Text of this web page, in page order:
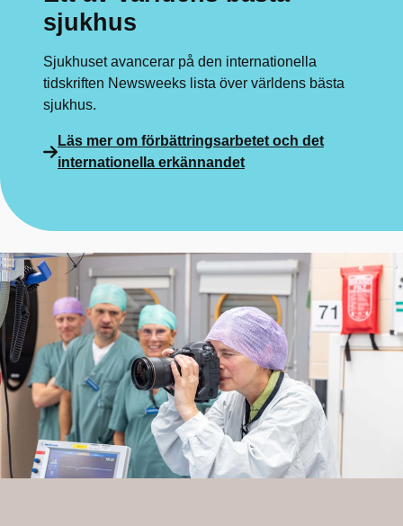
sjukhus
Sjukhuset avancerar på den internationella
tidskriften Newsweeks lista över världens bästa
sjukhus.
Läs mer om förbättringsarbetet och det
internationella erkännandet